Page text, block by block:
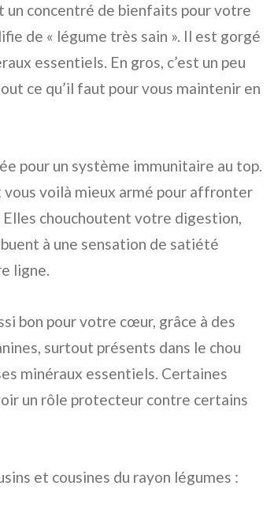
un concentré de bienfaits pour votre
de « légume très sain ». Il est gorgé
essentiels. En gros, c’est un peu
ce qu’il faut pour vous maintenir en
pour un système immunitaire au top.
voilà mieux armé pour affronter
chouchoutent votre digestion,
à une sensation de satiété
ligne.
bon pour votre cœur, grâce à des
surtout présents dans le chou
minéraux essentiels. Certaines
un rôle protecteur contre certains
et cousines du rayon légumes :